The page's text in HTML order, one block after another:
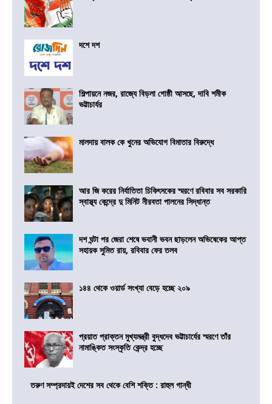
দশে দশ
শিল্পায়নে নজর, রাজ্যে বিড়লা গোষ্ঠী আসছে, দাবি শমীক
ভট্টাচার্যর
মালদায় বালক কে খুনের অভিযোগ বিমাতার বিরুদ্ধে
আর জি করের নির্যাতিতা চিকিৎসকের স্মরণে রবিবার সব সরকারি
স্বাস্থ্য কেন্দ্রে দু মিনিট নীরবতা পালনের সিদ্ধান্ত
দশ ঘন্টা পর জেরা শেষে ভবানী ভবন ছাড়লেন অভিষেকের আপ্ত
সহায়ক সুমিত রায়, রবিবার ফের তলব
১৪৪ থেকে ওয়ার্ড সংখ্যা বেড়ে হচ্ছে ২০৯
প্রয়াত প্রাক্তন মুখ্যমন্ত্রী বুদ্ধদেব ভট্টাচার্যের স্মরণে তাঁর
নামাঙ্কিত সংস্কৃতি কেন্দ্র হচ্ছে
তরুণ সম্প্রদায়ই দেশের সব থেকে বেশি শক্তি : রাহুল গান্ধী